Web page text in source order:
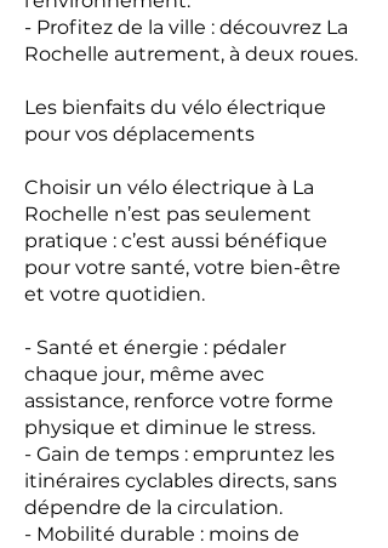
- Profitez de la ville : découvrez La
Rochelle autrement, à deux roues.
Les bienfaits du vélo électrique
pour vos déplacements
Choisir un vélo électrique à La
Rochelle n’est pas seulement
pratique : c’est aussi bénéfique
pour votre santé, votre bien-être
et votre quotidien.
- Santé et énergie : pédaler
chaque jour, même avec
assistance, renforce votre forme
physique et diminue le stress.
- Gain de temps : empruntez les
itinéraires cyclables directs, sans
dépendre de la circulation.
- Mobilité durable : moins de